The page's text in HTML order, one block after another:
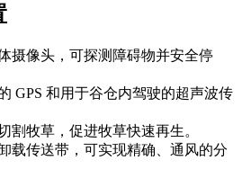
摄像头，可探测障碍物并安全停
GPS 和用于谷仓内驾驶的超声波传
割牧草，促进牧草快速再生。
载传送带，可实现精确、通风的分